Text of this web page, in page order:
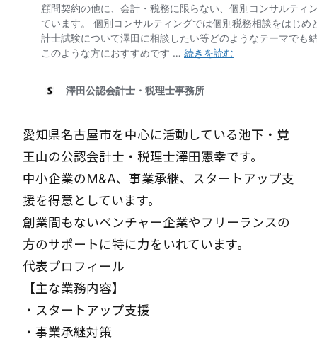
愛知県名古屋市を中心に活動している池下・覚
王山の公認会計士・税理士澤田憲幸です。
中小企業のM&A、事業承継、スタートアップ支
援を得意としています。
創業間もないベンチャー企業やフリーランスの
方のサポートに特に力をいれています。
代表プロフィール
【主な業務内容】
・ スタートアップ支援
・ 事業承継対策